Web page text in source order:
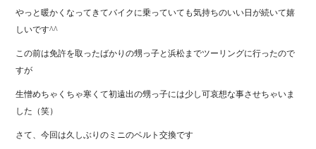
やっと暖かくなってきてバイクに乗っていても気持ちのいい日が続いて嬉
しいです^^
この前は免許を取ったばかりの甥っ子と浜松までツーリングに行ったので
すが
生憎めちゃくちゃ寒くて初遠出の甥っ子には少し可哀想な事させちゃいま
した（笑）
さて、今回は久しぶりのミニのベルト交換です